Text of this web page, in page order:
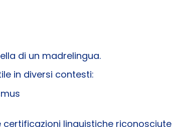
di un madrelingua.
in diversi contesti:
linguistiche riconosciute